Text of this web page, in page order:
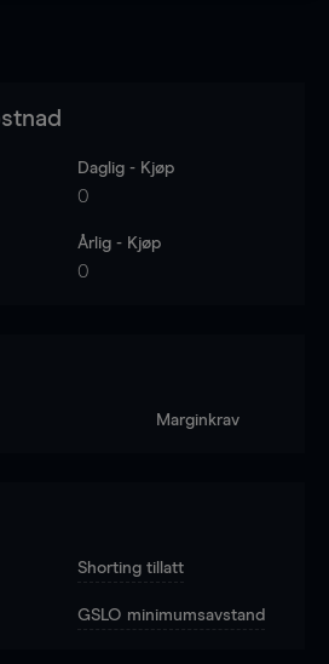
Daglig - Kjøp
0
Årlig - Kjøp
0
Marginkrav
Shorting tillatt
GSLO minimumsavstand